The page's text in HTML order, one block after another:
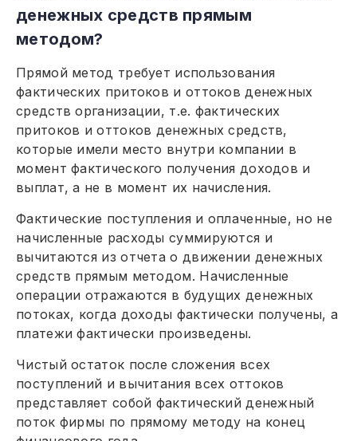
денежных средств прямым
методом?
Прямой метод требует использования
фактических притоков и оттоков денежных
средств организации, т.е. фактических
притоков и оттоков денежных средств,
которые имели место внутри компании в
момент фактического получения доходов и
выплат, а не в момент их начисления.
Фактические поступления и оплаченные, но не
начисленные расходы суммируются и
вычитаются из отчета о движении денежных
средств прямым методом. Начисленные
операции отражаются в будущих денежных
потоках, когда доходы фактически получены, а
платежи фактически произведены.
Чистый остаток после сложения всех
поступлений и вычитания всех оттоков
представляет собой фактический денежный
поток фирмы по прямому методу на конец